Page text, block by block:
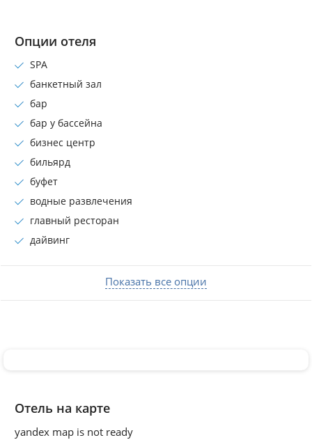
Опции отеля
SPA
банкетный зал
бар
бар у бассейна
бизнес центр
бильярд
буфет
водные развлечения
главный ресторан
дайвинг
Показать все опции
Отель на карте
yandex map is not ready